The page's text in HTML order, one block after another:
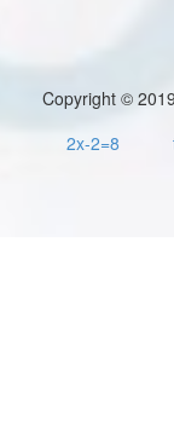
Copyright ©
2x-2=8